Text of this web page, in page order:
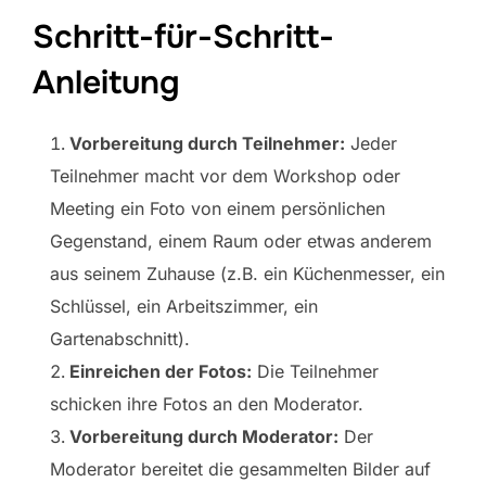
Schritt-für-Schritt-
Anleitung
Vorbereitung durch Teilnehmer: Jeder
Teilnehmer macht vor dem Workshop oder
Meeting ein Foto von einem persönlichen
Gegenstand, einem Raum oder etwas anderem
aus seinem Zuhause (z.B. ein Küchenmesser, ein
Schlüssel, ein Arbeitszimmer, ein
Gartenabschnitt).
Einreichen der Fotos: Die Teilnehmer
schicken ihre Fotos an den Moderator.
Vorbereitung durch Moderator: Der
Moderator bereitet die gesammelten Bilder auf